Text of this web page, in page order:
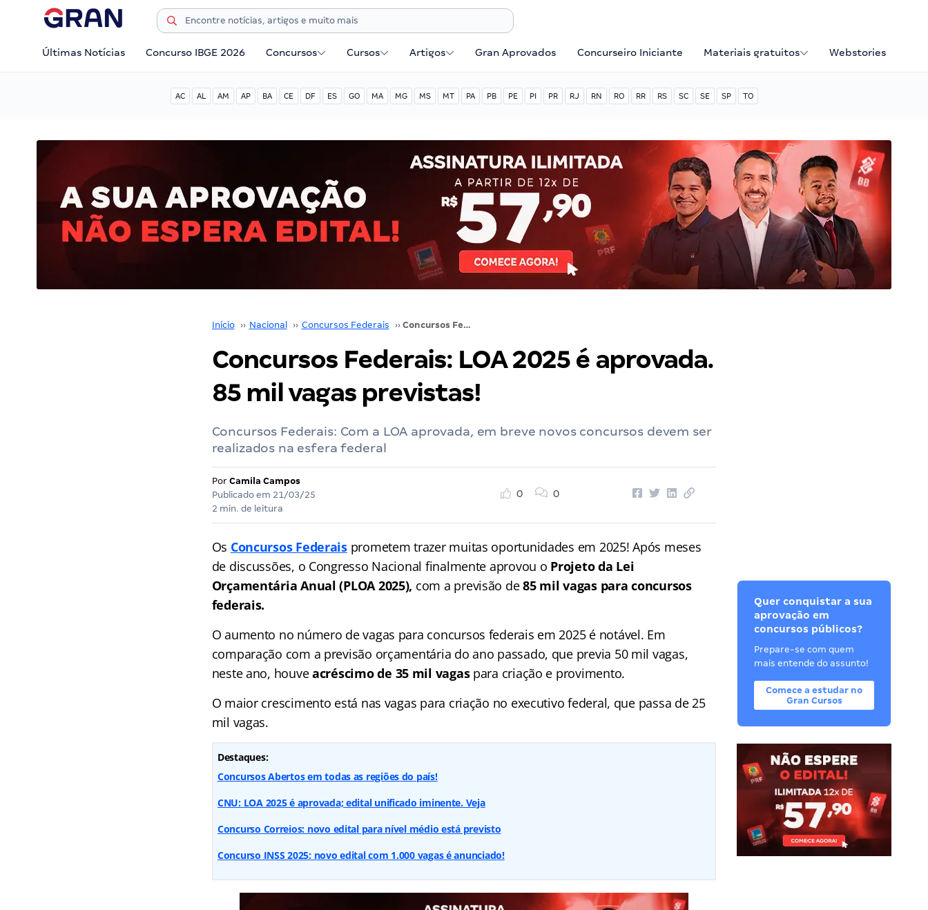
Últimas Notícias Concurso IBGE 2026 Concursos Cursos Artigos Gran Aprovados Concurseiro Iniciante Materiais gratuitos Webstories
AC AL AM AP BA CE DF ES GO MA MG MS MT PA PB PE PI PR RJ RN RO RR RS SC SE SP TO
Início ›› Nacional ›› Concursos Federais ›› Concursos Federais: LOA 2025 é aprovada. 85 mil vagas previstas!
Concursos Federais: LOA 2025 é aprovada.
85 mil vagas previstas!
Concursos Federais: Com a LOA aprovada, em breve novos concursos devem ser
realizados na esfera federal
Por Camila Campos
Publicado em 21/03/25
2 min. de leitura
0 0
Os Concursos Federaisprometem trazer muitas oportunidades em 2025! Após meses
de discussões, o Congresso Nacional finalmente aprovou o Projeto da Lei
Orçamentária Anual (PLOA 2025), com a previsão de85 mil vagas para concursos
federais.
O aumento no número de vagas para concursos federais em 2025 é notável. Em
comparação com a previsão orçamentária do ano passado, que previa 50 mil vagas,
neste ano, houveacréscimo de 35 mil vagaspara criação e provimento.
O maior crescimento está nas vagas para criação no executivo federal, que passa de 25
mil vagas.
Destaques:
Concursos Abertos em todas as regiões do país!
CNU: LOA 2025 é aprovada; edital unificado iminente. Veja
Concurso Correios: novo edital para nível médio está previsto
Concurso INSS 2025: novo edital com 1.000 vagas é anunciado!
Quer conquistar a sua
aprovação em
concursos públicos?
Prepare-se com quem
mais entende do assunto!
Comece a estudar no
Gran Cursos